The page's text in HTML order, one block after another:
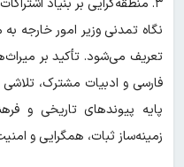
۳. منطقه‌گرایی بر بنیاد اشتراکات تاریخی
نگاه تمدنی وزیر امور خارجه
تعریف می‌شود. تأکید بر
فارسی و ادبیات مشترک،
پایه پیوندهای تاریخی و
زمینه‌ساز ثبات، همگرایی و